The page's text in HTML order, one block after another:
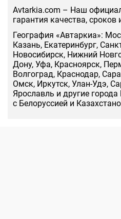
Аvtarkia.com – Наш
гарантия качества,
География «Автаркиа»:
Казань, Екатеринбург,
Новосибирск, Нижний
Дону, Уфа, Красноярск,
Волгоград, Краснодар,
Омск, Иркутск, Улан-Удэ,
Ярославль и другие
с Белоруссией и